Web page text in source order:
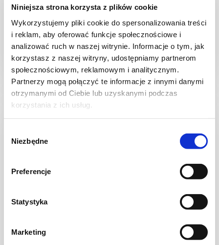
Niniejsza strona korzysta z plików cookie
Wykorzystujemy pliki cookie do spersonalizowania treści
i reklam, aby oferować funkcje społecznościowe i
analizować ruch w naszej witrynie. Informacje o tym, jak
korzystasz z naszej witryny, udostępniamy partnerom
społecznościowym, reklamowym i analitycznym.
Partnerzy mogą połączyć te informacje z innymi danymi
otrzymanymi od Ciebie lub uzyskanymi podczas
korzystania z ich usług.
zgody
Niezbędne
Preferencje
Statystyka
Marketing
Makaron z kurczakiem, pesto i
karmelizowanymi pomidorkami
30 min. 2335 kcal 4
SOSY